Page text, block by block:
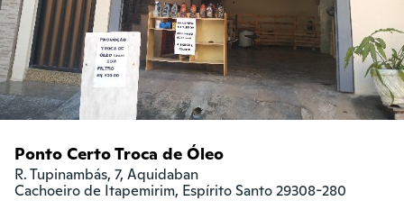
Ponto Certo Troca de Óleo
R. Tupinambás, 7, Aquidaban
Cachoeiro de Itapemirim, Espírito Santo 29308-280